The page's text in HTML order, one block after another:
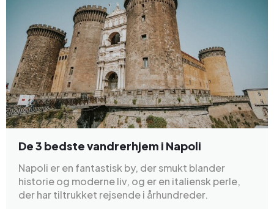
De 3 bedste vandrerhjem i Napoli
Napoli er en fantastisk by, der smukt blander
historie og moderne liv, og er en italiensk perle,
der har tiltrukket rejsende i århundreder.